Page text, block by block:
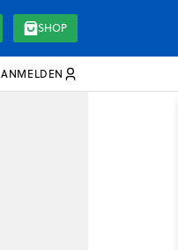
SHOP
ANMELDEN